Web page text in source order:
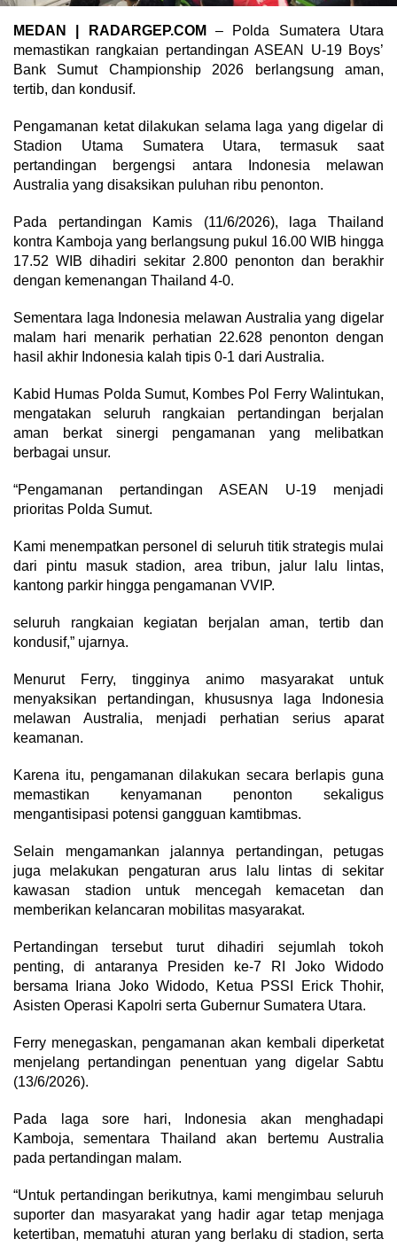
MEDAN | RADARGEP.COM – Polda Sumatera Utara
memastikan rangkaian pertandingan ASEAN U-19 Boys’
Bank Sumut Championship 2026 berlangsung aman,
tertib, dan kondusif.
Pengamanan ketat dilakukan selama laga yang digelar di
Stadion Utama Sumatera Utara, termasuk saat
pertandingan bergengsi antara Indonesia melawan
Australia yang disaksikan puluhan ribu penonton.
Pada pertandingan Kamis (11/6/2026), laga Thailand
kontra Kamboja yang berlangsung pukul 16.00 WIB hingga
17.52 WIB dihadiri sekitar 2.800 penonton dan berakhir
dengan kemenangan Thailand 4-0.
Sementara laga Indonesia melawan Australia yang digelar
malam hari menarik perhatian 22.628 penonton dengan
hasil akhir Indonesia kalah tipis 0-1 dari Australia.
Kabid Humas Polda Sumut, Kombes Pol Ferry Walintukan,
mengatakan seluruh rangkaian pertandingan berjalan
aman berkat sinergi pengamanan yang melibatkan
berbagai unsur.
“Pengamanan pertandingan ASEAN U-19 menjadi
prioritas Polda Sumut.
Kami menempatkan personel di seluruh titik strategis mulai
dari pintu masuk stadion, area tribun, jalur lalu lintas,
kantong parkir hingga pengamanan VVIP.
seluruh rangkaian kegiatan berjalan aman, tertib dan
kondusif,” ujarnya.
Menurut Ferry, tingginya animo masyarakat untuk
menyaksikan pertandingan, khususnya laga Indonesia
melawan Australia, menjadi perhatian serius aparat
keamanan.
Karena itu, pengamanan dilakukan secara berlapis guna
memastikan kenyamanan penonton sekaligus
mengantisipasi potensi gangguan kamtibmas.
Selain mengamankan jalannya pertandingan, petugas
juga melakukan pengaturan arus lalu lintas di sekitar
kawasan stadion untuk mencegah kemacetan dan
memberikan kelancaran mobilitas masyarakat.
Pertandingan tersebut turut dihadiri sejumlah tokoh
penting, di antaranya Presiden ke-7 RI Joko Widodo
bersama Iriana Joko Widodo, Ketua PSSI Erick Thohir,
Asisten Operasi Kapolri serta Gubernur Sumatera Utara.
Ferry menegaskan, pengamanan akan kembali diperketat
menjelang pertandingan penentuan yang digelar Sabtu
(13/6/2026).
Pada laga sore hari, Indonesia akan menghadapi
Kamboja, sementara Thailand akan bertemu Australia
pada pertandingan malam.
“Untuk pertandingan berikutnya, kami mengimbau seluruh
suporter dan masyarakat yang hadir agar tetap menjaga
ketertiban, mematuhi aturan yang berlaku di stadion, serta